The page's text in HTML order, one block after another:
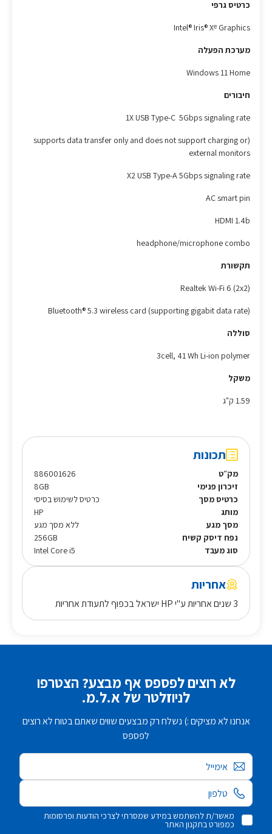
כרטיס גרפי
Intel® Iris® Xᵉ Graphics
מערכת הפעלה
Windows 11 Home
חיבורים
1X USB Type-C 5Gbps signaling rate
(supports data transfer only and does not support charging or
external monitors
X2 USB Type-A 5Gbps signaling rate
AC smart pin
HDMI 1.4b
headphone/microphone combo
תקשורת
Realtek Wi-Fi 6 (2x2)
Bluetooth® 5.3 wireless card (supporting gigabit data rate)
סוללה
3cell, 41 Wh Li-ion polymer
משקל
1.59 ק"ג
תכונות
מק״ט
886001626
זיכרון פנימי
8GB
כרטיס מסך
כרטיס לשימוש בסיסי
מותג
HP
מסך מגע
ללא מסך מגע
נפח דיסק קשיח
256GB
סוג מעבד
Intel Core i5
אחריות
3 שנים אחריות ע"י HP ישראל בכפוף לתעודת אחריות
לא רוצים לפספס אף מבצע? הצטרפו
לניוזלטר של א.ל.מ.
אנחנו לא מציקים :) נשלח רק מבצעים שווים שאתם בטוח לא רוצים
לפספס
אימייל
מאשר/ת להשתמש במידע שמסרתי לצרכי הודעות ופרסומות
כמפורט בתקנון האתר